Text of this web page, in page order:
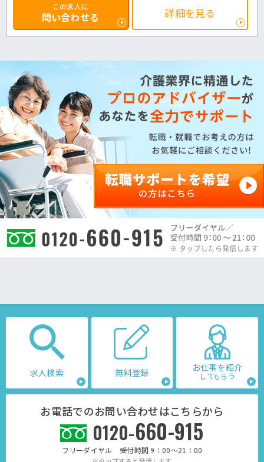
この求人に
問い合わせる 詳細を見る
求人検索 無料登録 お仕事を紹介
してもらう
お電話でのお問い合わせはこちらから
0120-660-915
フリーダイヤル 受付時間 9：00～21：00